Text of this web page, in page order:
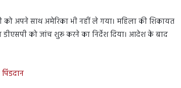
अपने साथ अमेरिका भी नहीं ले गया। महिला की शिकायत
को जांच शुरू करने का निर्देश दिया। आदेश के बाद